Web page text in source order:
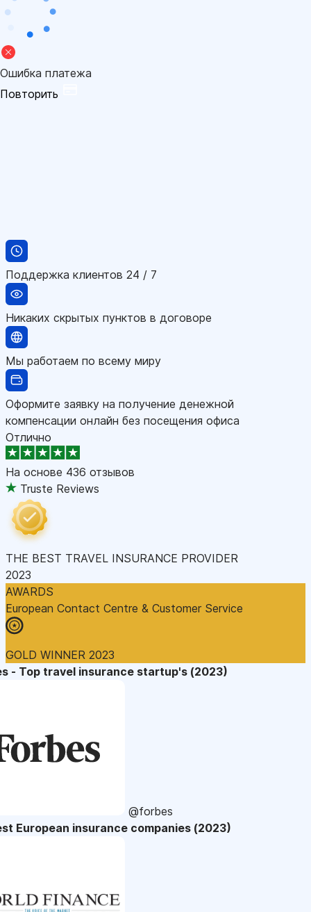
Ошибка платежа
Повторить
Поддержка клиентов 24 / 7
Никаких скрытых пунктов в договоре
Мы работаем по всему миру
Оформите заявку на получение денежной
компенсации онлайн без посещения офиса
Отлично
На основе 436 отзывов
Truste Reviews
THE BEST TRAVEL INSURANCE PROVIDER
2023
AWARDS
European Contact Centre & Customer Service
GOLD WINNER 2023
- Top travel insurance startup's (2023)
@forbes
European insurance companies (2023)